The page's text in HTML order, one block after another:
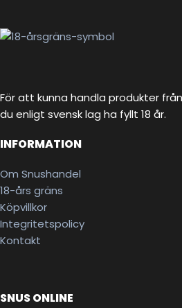
För att kunna handla produkter
du enligt svensk lag ha fyllt 18 år.
INFORMATION
Om Snushandel
18-års gräns
Köpvillkor
Integritetspolicy
Kontakt
SNUS ONLINE